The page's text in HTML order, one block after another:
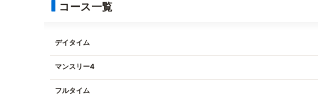
コース一覧
デイタイム
マンスリー4
フルタイム